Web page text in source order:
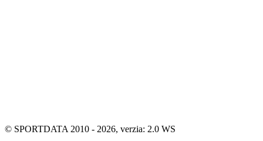
© SPORTDATA 2010 - 2026, verzia: 2.0 WS